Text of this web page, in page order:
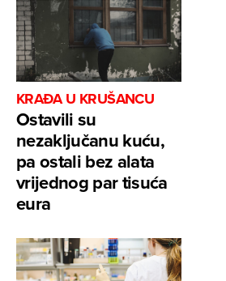
KRAĐA U KRUŠANCU
Ostavili su
nezaključanu kuću,
pa ostali bez alata
vrijednog par tisuća
eura